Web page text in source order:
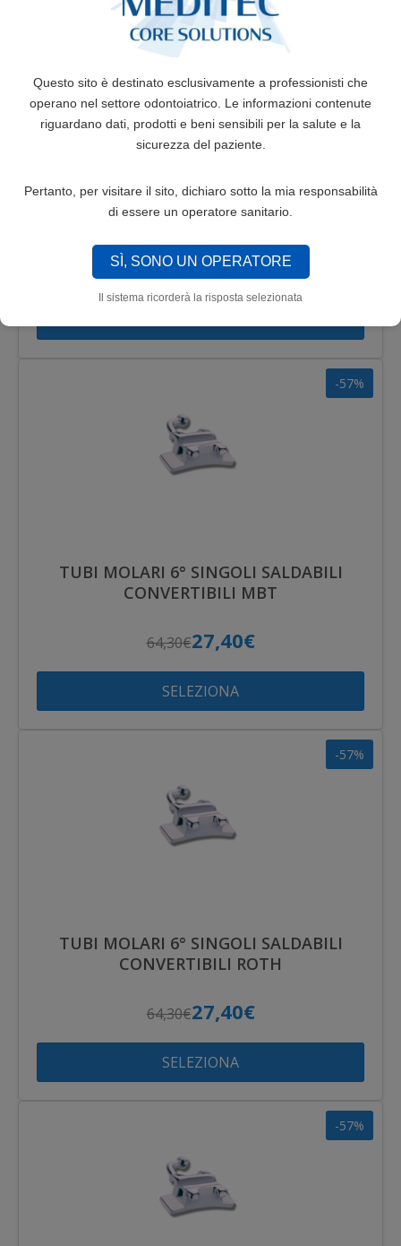
Questo sito è destinato esclusivamente a professionisti che
operano nel settore odontoiatrico. Le informazioni contenute
riguardano dati, prodotti e beni sensibili per la salute e la
sicurezza del paziente.
Pertanto, per visitare il sito, dichiaro sotto la mia responsabilità
di essere un operatore sanitario.
SÌ, SONO UN OPERATORE
Il sistema ricorderà la risposta selezionata
TUBI MOLARI 6° DOPPI SALDABILI MBT
64,30€27,40€
-57%
TUBI MOLARI 6° SINGOLI SALDABILI
CONVERTIBILI MBT
64,30€27,40€
SELEZIONA
-57%
TUBI MOLARI 6° SINGOLI SALDABILI
CONVERTIBILI ROTH
64,30€27,40€
SELEZIONA
-57%